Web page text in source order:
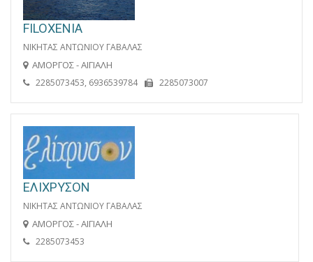
FILOXENIA
ΝΙΚΗΤΑΣ ΑΝΤΩΝΙΟΥ ΓΑΒΑΛΑΣ
ΑΜΟΡΓΟΣ - ΑΙΓΙΑΛΗ
2285073453, 6936539784 2285073007
ΕΛΙΧΡΥΣΟΝ
ΝΙΚΗΤΑΣ ΑΝΤΩΝΙΟΥ ΓΑΒΑΛΑΣ
ΑΜΟΡΓΟΣ - ΑΙΓΙΑΛΗ
2285073453